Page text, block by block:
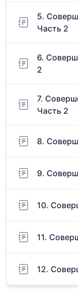
5.
Часть 2
6.
2
7.
Часть 2
8.
9.
10.
11.
12.